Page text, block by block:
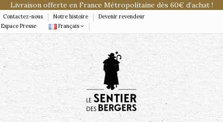
Livraison offerte en France Métropolitaine dès 60€ d’achat !
Contactez-nous Notre histoire
Devenir revendeur
Espace Presse
Français